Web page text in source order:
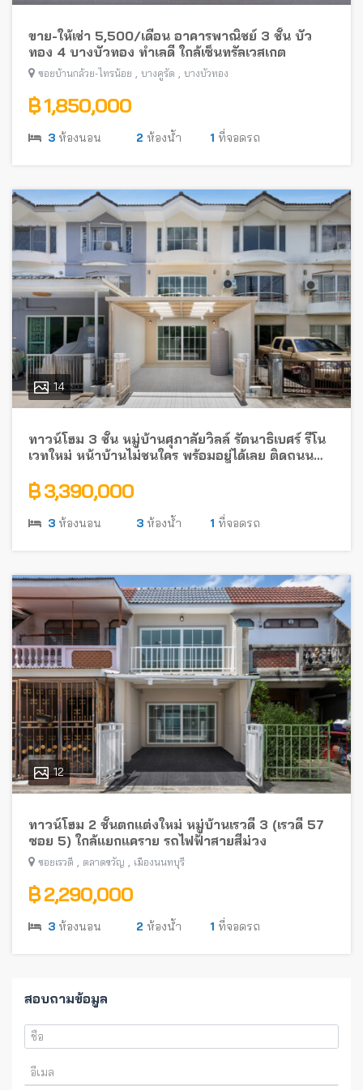
ขาย-ให้เช่า 5,500/เดือน อาคารพาณิชย์ 3 ชั้น บัว
ทอง 4 บางบัวทอง ทำเลดี ใกล้เซ็นทรัลเวสเกต
ซอยบ้านกล้วย-ไทรน้อย , บางคูรัด , บางบัวทอง
฿ 1,850,000
3 ห้องนอน 2 ห้องน้ำ 1 ที่จอดรถ
14
ทาวน์โฮม 3 ชั้น หมู่บ้านศุภาลัยวิลล์ รัตนาธิเบศร์ รีโน
เวทใหม่ หน้าบ้านไม่ชนใคร พร้อมอยู่ได้เลย ติดถนน
฿ 3,390,000
3 ห้องนอน 3 ห้องน้ำ 1 ที่จอดรถ
12
ทาวน์โฮม 2 ชั้นตกแต่งใหม่ หมู่บ้านเรวดี 3 (เรวดี 57
ซอย 5) ใกล้แยกแคราย รถไฟฟ้าสายสีม่วง
ซอยเรวดี ตลาดขวัญ เมืองนนทบุรี
฿ 2,290,000
3 ห้องนอน 2 ห้องน้ำ 1 ที่จอดรถ
สอบถามข้อมูล